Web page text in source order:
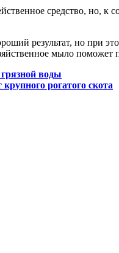
средство, но, к
результат, но при
мыло
воды
рогатого скота